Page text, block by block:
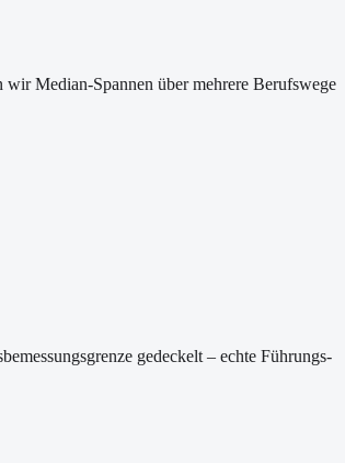
Median-Spannen über mehrere Berufswege
gedeckelt – echte Führungs-